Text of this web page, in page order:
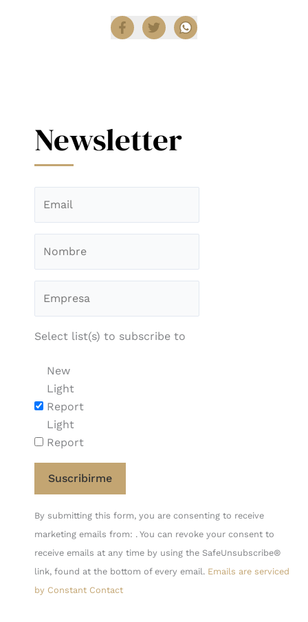
Newsletter
Select list(s) to subscribe to
New
Light
Report
Light
Report
Constant
Contact
Use.
Please
leave
By submitting this form, you are consenting to receive
marketing emails from: . You can revoke your consent to
receive emails at any time by using the SafeUnsubscribe®
link, found at the bottom of every email. Emails are serviced
by Constant Contact